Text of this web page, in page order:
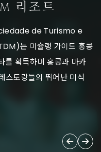
리조트
de Turismo e
는 미슐랭 가이드 홍콩
를 획득하며 홍콩과 마카
스토랑들의 뛰어난 미식